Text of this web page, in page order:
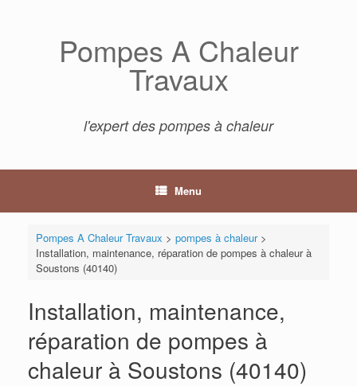
Pompes A Chaleur
Travaux
l'expert des pompes à chaleur
Menu
Pompes A Chaleur Travaux > pompes à chaleur>
Installation, maintenance, réparation de pompes à chaleur à
Soustons (40140)
Installation, maintenance,
réparation de pompes à
chaleur à Soustons (40140)